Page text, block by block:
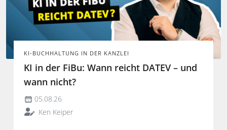
KI-BUCHHALTUNG IN DER KANZLEI
KI in der FiBu: Wann reicht DATEV – und
wann nicht?
05.08.26
Ken Keiper